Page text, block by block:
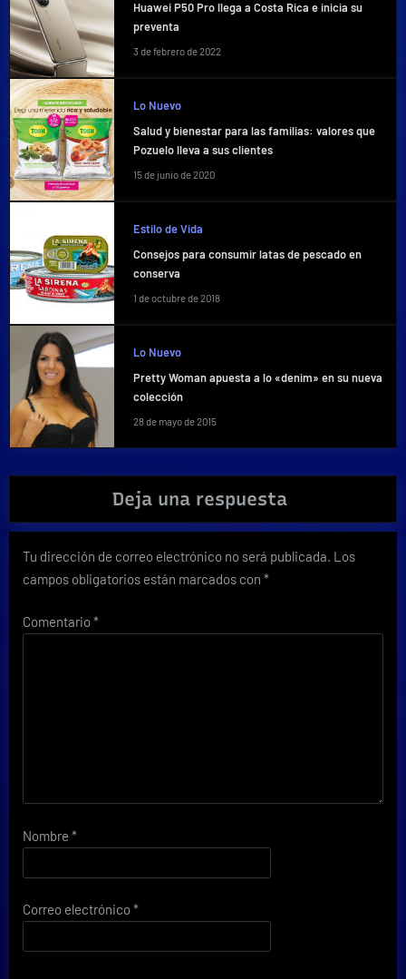
Huawei P50 Pro llega a Costa Rica e inicia su
preventa
3 de febrero de 2022
Lo Nuevo
Salud y bienestar para las familias: valores que
Pozuelo lleva a sus clientes
15 de junio de 2020
Estilo de Vida
Consejos para consumir latas de pescado en
conserva
1 de octubre de 2018
Lo Nuevo
Pretty Woman apuesta a lo «denim» en su nueva
colección
28 de mayo de 2015
Deja una respuesta
Tu dirección de correo electrónico no será publicada. Los
campos obligatorios están marcados con *
Comentario*
Nombre *
Correo electrónico*